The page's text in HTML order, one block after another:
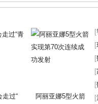
过“ 阿丽亚娜5型火箭
[
[
[
[
[
[